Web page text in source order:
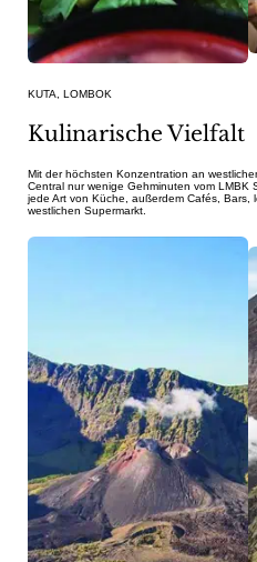
KUTA, LOMBOK
Kulinarische Vielfalt
Mit der höchsten Konzentration an
Central nur wenige Gehminuten vom
jede Art von Küche, außerdem Cafés, Bars,
westlichen Supermarkt.